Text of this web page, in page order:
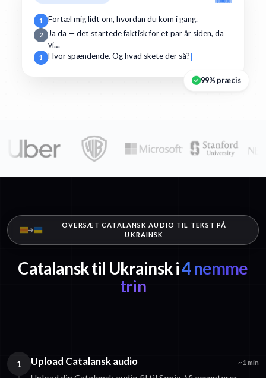
1 Fortæl mig lidt om, hvordan du kom i gang.
2
Ja da — det startede faktisk for et par år siden, da
vi…
1 Hvor spændende. Og hvad skete der så?
99% præcis
OVERSÆT CATALANSK AUDIO TIL TEKST PÅ
UKRAINSK
Catalansk til Ukrainsk i4 nemme
trin
1 Upload Catalansk audio ~1 min